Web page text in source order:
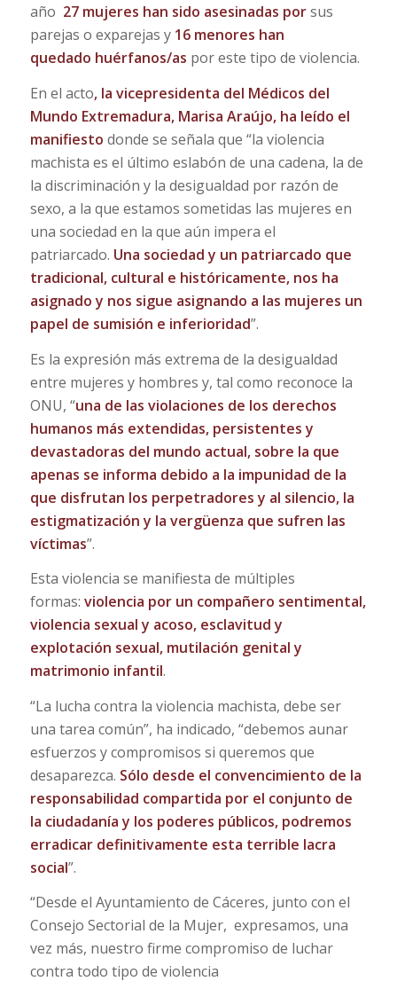
año 27 mujeres han sido asesinadas porsus
parejas o exparejas y 16 menores han
quedado huérfanos/as por este tipo de violencia.
En el acto, la vicepresidenta del Médicos del
Mundo Extremadura, Marisa Araújo, ha leído el
manifiesto donde se señala que “la violencia
machista es el último eslabón de una cadena, la de
la discriminación y la desigualdad por razón de
sexo, a la que estamos sometidas las mujeres en
una sociedad en la que aún impera el
patriarcado. Una sociedad y un patriarcado que
tradicional, cultural e históricamente, nos ha
asignado y nos sigue asignando a las mujeres un
papel de sumisión e inferioridad”.
Es la expresión más extrema de la desigualdad
entre mujeres y hombres y, tal como reconoce la
ONU, “una de las violaciones de los derechos
humanos más extendidas, persistentes y
devastadoras del mundo actual, sobre la que
apenas se informa debido a la impunidad de la
que disfrutan los perpetradores y al silencio, la
estigmatización y la vergüenza que sufren las
víctimas”.
Esta violencia se manifiesta de múltiples
formas: violencia por un compañero sentimental,
violencia sexual y acoso, esclavitud y
explotación sexual, mutilación genital y
matrimonio infantil.
“La lucha contra la violencia machista, debe ser
una tarea común”, ha indicado, “debemos aunar
esfuerzos y compromisos si queremos que
desaparezca. Sólo desde el convencimiento de la
responsabilidad compartida por el conjunto de
la ciudadanía y los poderes públicos, podremos
erradicar definitivamente esta terrible lacra
social”.
“Desde el Ayuntamiento de Cáceres, junto con el
Consejo Sectorial de la Mujer, expresamos, una
vez más, nuestro firme compromiso de luchar
contra todo tipo de violencia